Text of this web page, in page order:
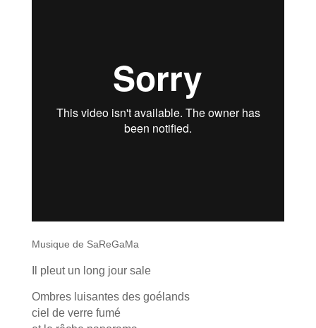
Musique de SaReGaMa
Il pleut un long jour sale
Ombres luisantes des goélands
ciel de verre fumé